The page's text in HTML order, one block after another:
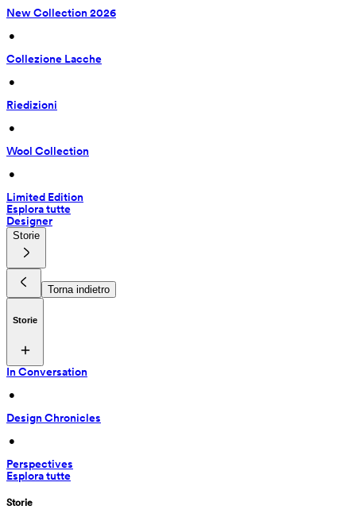
New Collection 2026
•
Collezione Lacche
•
Riedizioni
•
Wool Collection
•
Limited Edition
Esplora tutte
Designer
Storie
Torna indietro
Storie
In Conversation
•
Design Chronicles
•
Perspectives
Esplora tutte
Storie